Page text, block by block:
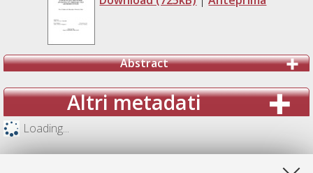
Abstract
Altri metadati
Loading...